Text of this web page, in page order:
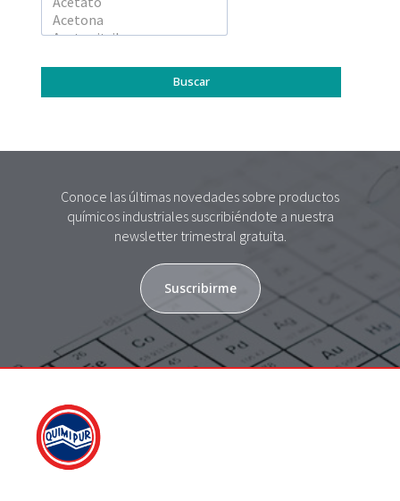
Conoce las últimas novedades sobre productos
químicos industriales suscribiéndote a nuestra
newsletter trimestral gratuita.
Suscribirme